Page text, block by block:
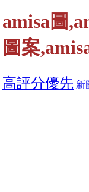
amisa圖
圖案
高評分優先 新